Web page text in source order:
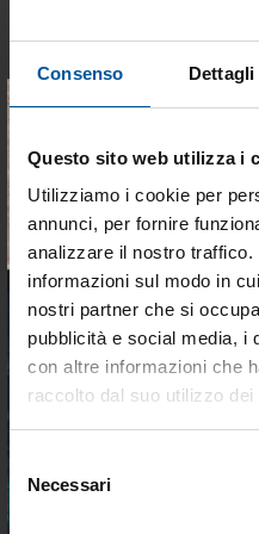
Tieniti
migliori
barca
vantaggiose e
Consenso Dettagli
Questo sito web utilizza i
Utilizziamo i cookie per
annunci, per fornire
analizzare il nostro traffico.
informazioni sul modo in
nostri partner che si
pubblicità e social media, i
con altre informazioni che
raccolto dal suo utilizzo
delNecessari
OFFERTE SPECIALI
- 54%
Anulare solas d60cm